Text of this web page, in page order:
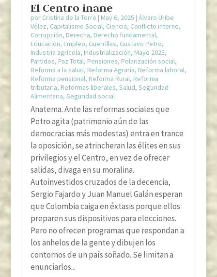
El Centro inane
por Cristina de la Torre | May 6, 2025 | Álvaro Uribe
Vélez, Capitalismo Social, Ciencia, Conflicto interno,
Corrupción, Derecha, Derecho fundamental,
Educación, Empleo, Guerrillas, Gustavo Petro,
Industria agrícola, Industrialización, Mayo 2025,
Partidos, Paz Total, Pensiones, Polarización social,
Reforma a la salud, Reforma Agraria, Reforma laboral,
Reforma pensional, Reforma Rural, Reforma
tributaria, Reformas liberales, Salud, Seguridad
Alimentaria, Seguridad social
Anatema. Ante las reformas sociales que
Petro agita (patrimonio aún de las
democracias más modestas) entra en trance
la oposición, se atrincheran las élites en sus
privilegios y el Centro, en vez de ofrecer
salidas, divaga en su moralina.
Autoinvestidos cruzados de la decencia,
Sergio Fajardo y Juan Manuel Galán esperan
que Colombia caiga en éxtasis porque ellos
preparen sus dispositivos para elecciones.
Pero no ofrecen programas que respondan a
los anhelos de la gente y dibujen los
contornos de un país soñado. Se limitan a
enunciarlos...